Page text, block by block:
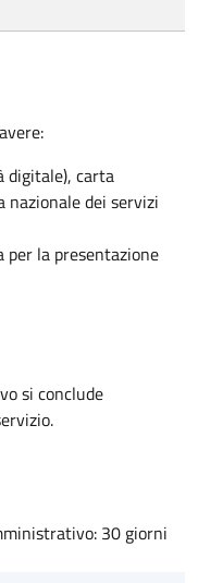
digitale), carta
nazionale dei servizi
la presentazione
si conclude
30 giorni